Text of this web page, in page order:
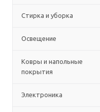
Стирка и уборка
Освещение
Ковры и напольные
покрытия
Электроника